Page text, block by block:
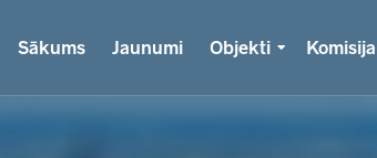
Sākums Jaunumi Objekti Komisija